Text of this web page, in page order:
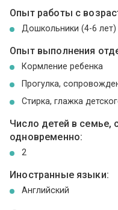
Опыт работы с
Дошкольники (4-6 лет)
Опыт выполнения
Кормление ребенка
Прогулка,
Стирка, глажка
Число детей в семье,
одновременно:
2
Иностранные языки:
Английский